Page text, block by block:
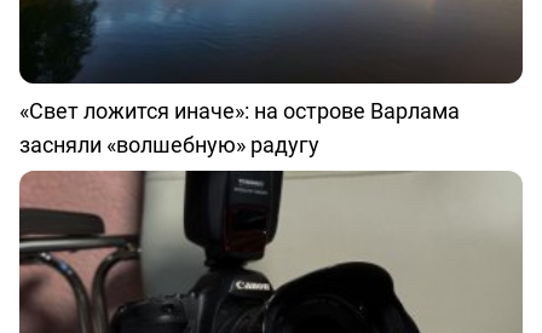
«Свет ложится иначе»: на острове Варлама
засняли «волшебную» радугу